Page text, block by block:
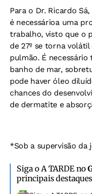
Para o Dr. Ricardo
é necessárioa uma
trabalho, visto que o
de 27º se torna
pulmão. É
banho de mar,
pode haver óleo
chances do
de dermatite e
*Sob a supervisão da
Siga o A TARDE no
principais